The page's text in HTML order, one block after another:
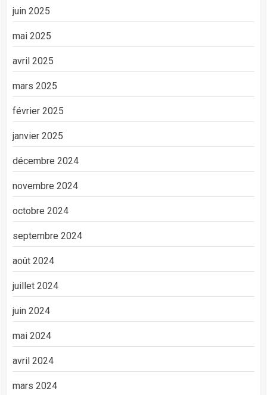
juin 2025
mai 2025
avril 2025
mars 2025
février 2025
janvier 2025
décembre 2024
novembre 2024
octobre 2024
septembre 2024
août 2024
juillet 2024
juin 2024
mai 2024
avril 2024
mars 2024